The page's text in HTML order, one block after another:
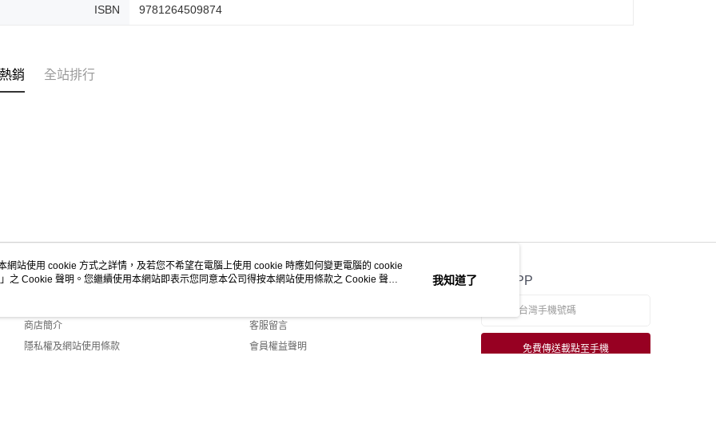
ISBN 9781264509874
銷 全站排行
關於我們
商店簡介
隱私權及網站使用條款
客服資訊
客服留言
會員權益聲明
官方APP
免費傳送載點至手機
網站使用 cookie 方式之詳情，及若您不希望在電腦上使用 cookie 時應如何變更電腦的 cookie
」之 Cookie 聲明。您繼續使用本網站即表示您同意本公司得按本網站使用條款之 Cookie 聲明
我知道了